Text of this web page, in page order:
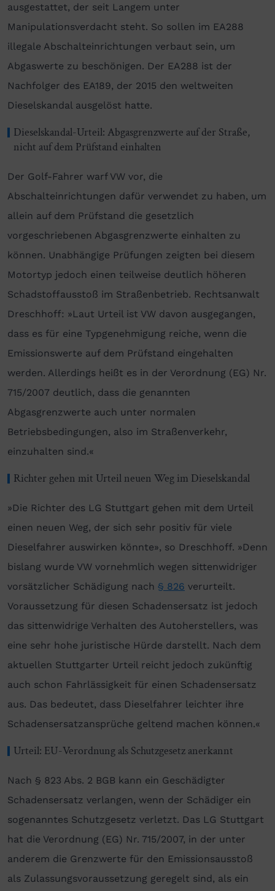
ausgestattet, der seit Langem unter
Manipulationsverdacht steht. So sollen im EA288
illegale Abschalteinrichtungen verbaut sein, um
Abgaswerte zu beschönigen. Der EA288 ist der
Nachfolger des EA189, der 2015 den weltweiten
Dieselskandal ausgelöst hatte.
Dieselskandal-Urteil: Abgasgrenzwerte auf der Straße,
nicht auf dem Prüfstand einhalten
Der Golf-Fahrer warf VW vor, die
Abschalteinrichtungen dafür verwendet zu haben, um
allein auf dem Prüfstand die gesetzlich
vorgeschriebenen Abgasgrenzwerte einhalten zu
können. Unabhängige Prüfungen zeigten bei diesem
Motortyp jedoch einen teilweise deutlich höheren
Schadstoffausstoß im Straßenbetrieb. Rechtsanwalt
Dreschhoff: »Laut Urteil ist VW davon ausgegangen,
dass es für eine Typgenehmigung reiche, wenn die
Emissionswerte auf dem Prüfstand eingehalten
werden. Allerdings heißt es in der Verordnung (EG) Nr.
715/2007 deutlich, dass die genannten
Abgasgrenzwerte auch unter normalen
Betriebsbedingungen, also im Straßenverkehr,
einzuhalten sind.«
Richter gehen mit Urteil neuen Weg im Dieselskandal
»Die Richter des LG Stuttgart gehen mit dem Urteil
einen neuen Weg, der sich sehr positiv für viele
Dieselfahrer auswirken könnte», so Dreschhoff. »Denn
bislang wurde VW vornehmlich wegen sittenwidriger
vorsätzlicher Schädigung nach § 826 verurteilt.
Voraussetzung für diesen Schadensersatz ist jedoch
das sittenwidrige Verhalten des Autoherstellers, was
eine sehr hohe juristische Hürde darstellt. Nach dem
aktuellen Stuttgarter Urteil reicht jedoch zukünftig
auch schon Fahrlässigkeit für einen Schadensersatz
aus. Das bedeutet, dass Dieselfahrer leichter ihre
Schadensersatzansprüche geltend machen können.«
Urteil: EU-Verordnung als Schutzgesetz anerkannt
Nach § 823 Abs. 2 BGB kann ein Geschädigter
Schadensersatz verlangen, wenn der Schädiger ein
sogenanntes Schutzgesetz verletzt. Das LG Stuttgart
hat die Verordnung (EG) Nr. 715/2007, in der unter
anderem die Grenzwerte für den Emissionsausstoß
als Zulassungsvoraussetzung geregelt sind, als ein